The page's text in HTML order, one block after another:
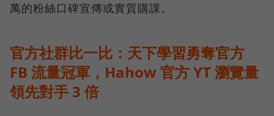
萬的粉絲口碑宣傳或實質購課。
官方社群比一比：天下學習勇奪官方
FB 流量冠軍，Hahow 官方 YT 瀏覽量
領先對手 3 倍